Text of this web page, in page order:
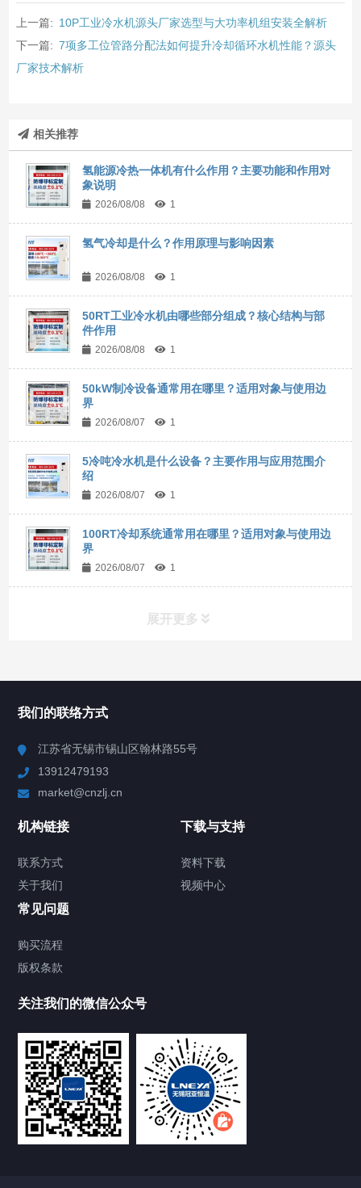
上一篇: 10P工业冷水机源头厂家选型与大功率机组安装全解析
下一篇: 7项多工位管路分配法如何提升冷却循环水机性能？源头
厂家技术解析
相关推荐
氢能源冷热一体机有什么作用？主要功能和作用对
象说明
2026/08/08 1
氢气冷却是什么？作用原理与影响因素
2026/08/08 1
50RT工业冷水机由哪些部分组成？核心结构与部
件作用
2026/08/08 1
50kW制冷设备通常用在哪里？适用对象与使用边
界
2026/08/07 1
5冷吨冷水机是什么设备？主要作用与应用范围介
绍
2026/08/07 1
100RT冷却系统通常用在哪里？适用对象与使用边
界
2026/08/07 1
展开更多
Chiller高精度制冷循环器
TCU温度控制单元
Chiller气体控温系统
Chamber试验箱
FREEZER低温箱
VOCs冷凝回收装置
我们的联络方式
江苏省无锡市锡山区翰林路55号
13912479193
market@cnzlj.cn
机构链接
联系方式
关于我们
下载与支持
资料下载
视频中心
常见问题
购买流程
版权条款
关注我们的微信公众号